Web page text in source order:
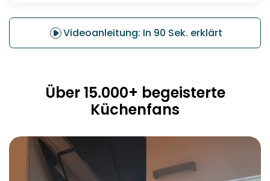
Videoanleitung: In 90 Sek. erklärt
Über 15.000+ begeisterte
Küchenfans